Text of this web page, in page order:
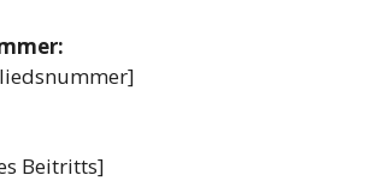
Beitritts]